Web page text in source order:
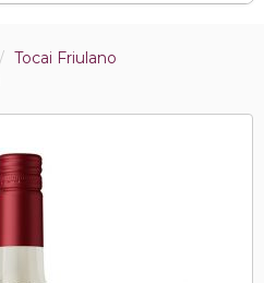
Tocai Friulano